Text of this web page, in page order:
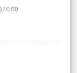
/ 0:00